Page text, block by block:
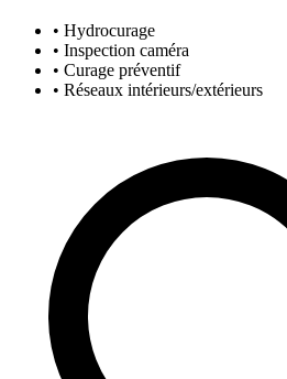
• Hydrocurage
• Inspection caméra
• Curage préventif
• Réseaux intérieurs/extérieurs